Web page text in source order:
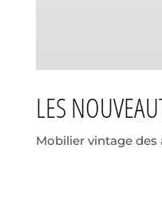
LES
Mobilier vintage des